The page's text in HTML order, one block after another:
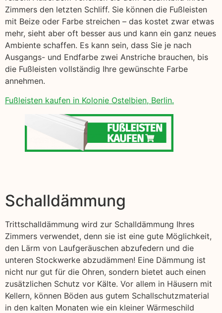
Zimmers den letzten Schliff. Sie können die Fußleisten
mit Beize oder Farbe streichen – das kostet zwar etwas
mehr, sieht aber oft besser aus und kann ein ganz neues
Ambiente schaffen. Es kann sein, dass Sie je nach
Ausgangs- und Endfarbe zwei Anstriche brauchen, bis
die Fußleisten vollständig Ihre gewünschte Farbe
annehmen.
Fußleisten kaufen in Kolonie Ostelbien, Berlin.
Schalldämmung
Trittschalldämmung wird zur Schalldämmung Ihres
Zimmers verwendet, denn sie ist eine gute Möglichkeit,
den Lärm von Laufgeräuschen abzufedern und die
unteren Stockwerke abzudämmen! Eine Dämmung ist
nicht nur gut für die Ohren, sondern bietet auch einen
zusätzlichen Schutz vor Kälte. Vor allem in Häusern mit
Kellern, können Böden aus gutem Schallschutzmaterial
in den kalten Monaten wie ein kleiner Wärmeschild